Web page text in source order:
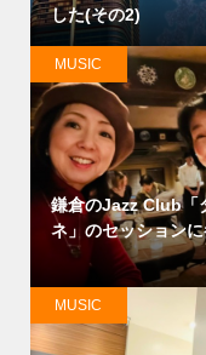
した(その2)
鎌倉のJazz Club「
ネ」のセッション
MUSIC
MUSIC